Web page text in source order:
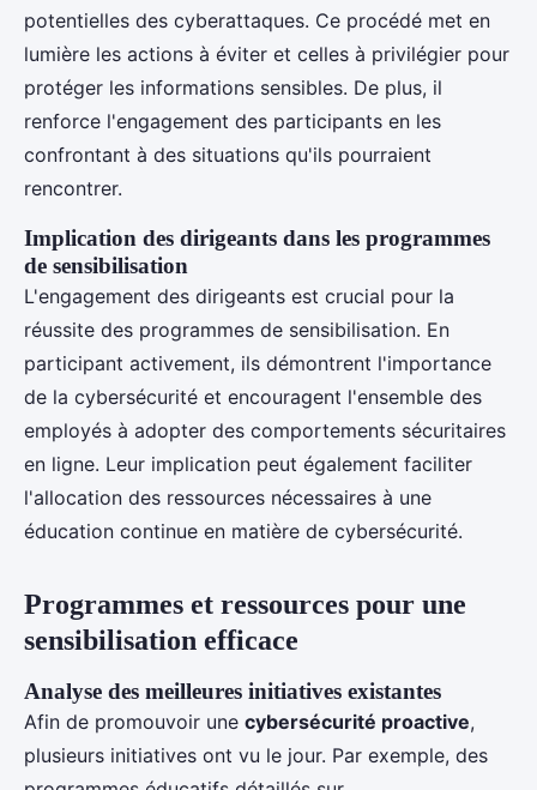
potentielles des cyberattaques. Ce procédé met en
lumière les actions à éviter et celles à privilégier pour
protéger les informations sensibles. De plus, il
renforce l'engagement des participants en les
confrontant à des situations qu'ils pourraient
rencontrer.
Implication des dirigeants dans les programmes
de sensibilisation
L'engagement des dirigeants est crucial pour la
réussite des programmes de sensibilisation. En
participant activement, ils démontrent l'importance
de la cybersécurité et encouragent l'ensemble des
employés à adopter des comportements sécuritaires
en ligne. Leur implication peut également faciliter
l'allocation des ressources nécessaires à une
éducation continue en matière de cybersécurité.
Programmes et ressources pour une
sensibilisation efficace
Analyse des meilleures initiatives existantes
Afin de promouvoir une cybersécurité proactive,
plusieurs initiatives ont vu le jour. Par exemple, des